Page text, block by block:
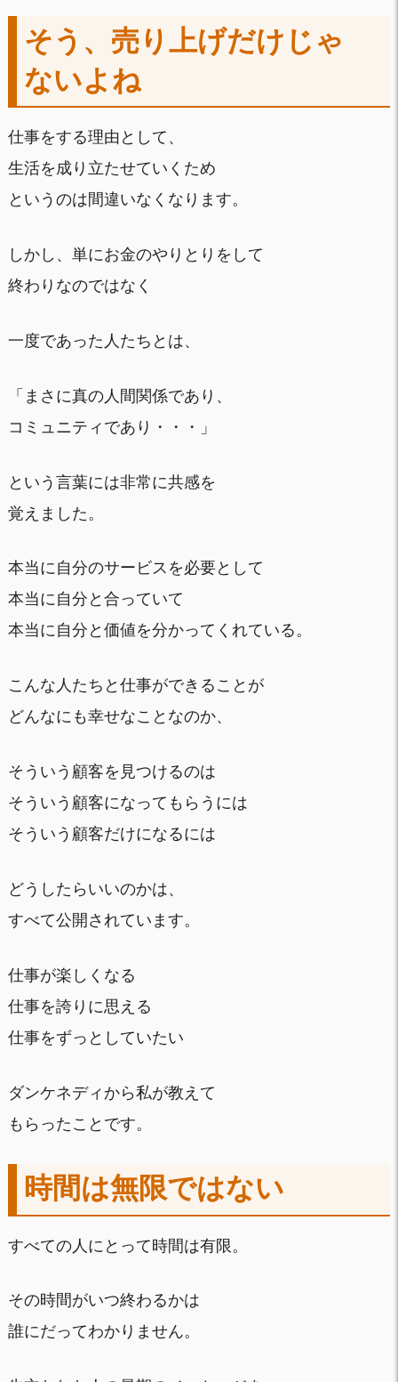
そう、売り上げだけじゃ
ないよね
仕事をする理由として、
生活を成り立たせていくため
というのは間違いなくなります。
しかし、単にお金のやりとりをして
終わりなのではなく
一度であった人たちとは、
「まさに真の人間関係であり、
コミュニティであり・・・」
という言葉には非常に共感を
覚えました。
本当に自分のサービスを必要として
本当に自分と合っていて
本当に自分と価値を分かってくれている。
こんな人たちと仕事ができることが
どんなにも幸せなことなのか、
そういう顧客を見つけるのは
そういう顧客になってもらうには
そういう顧客だけになるには
どうしたらいいのかは、
すべて公開されています。
仕事が楽しくなる
仕事を誇りに思える
仕事をずっとしていたい
ダンケネディから私が教えて
もらったことです。
時間は無限ではない
すべての人にとって時間は有限。
その時間がいつ終わるかは
誰にだってわかりません。